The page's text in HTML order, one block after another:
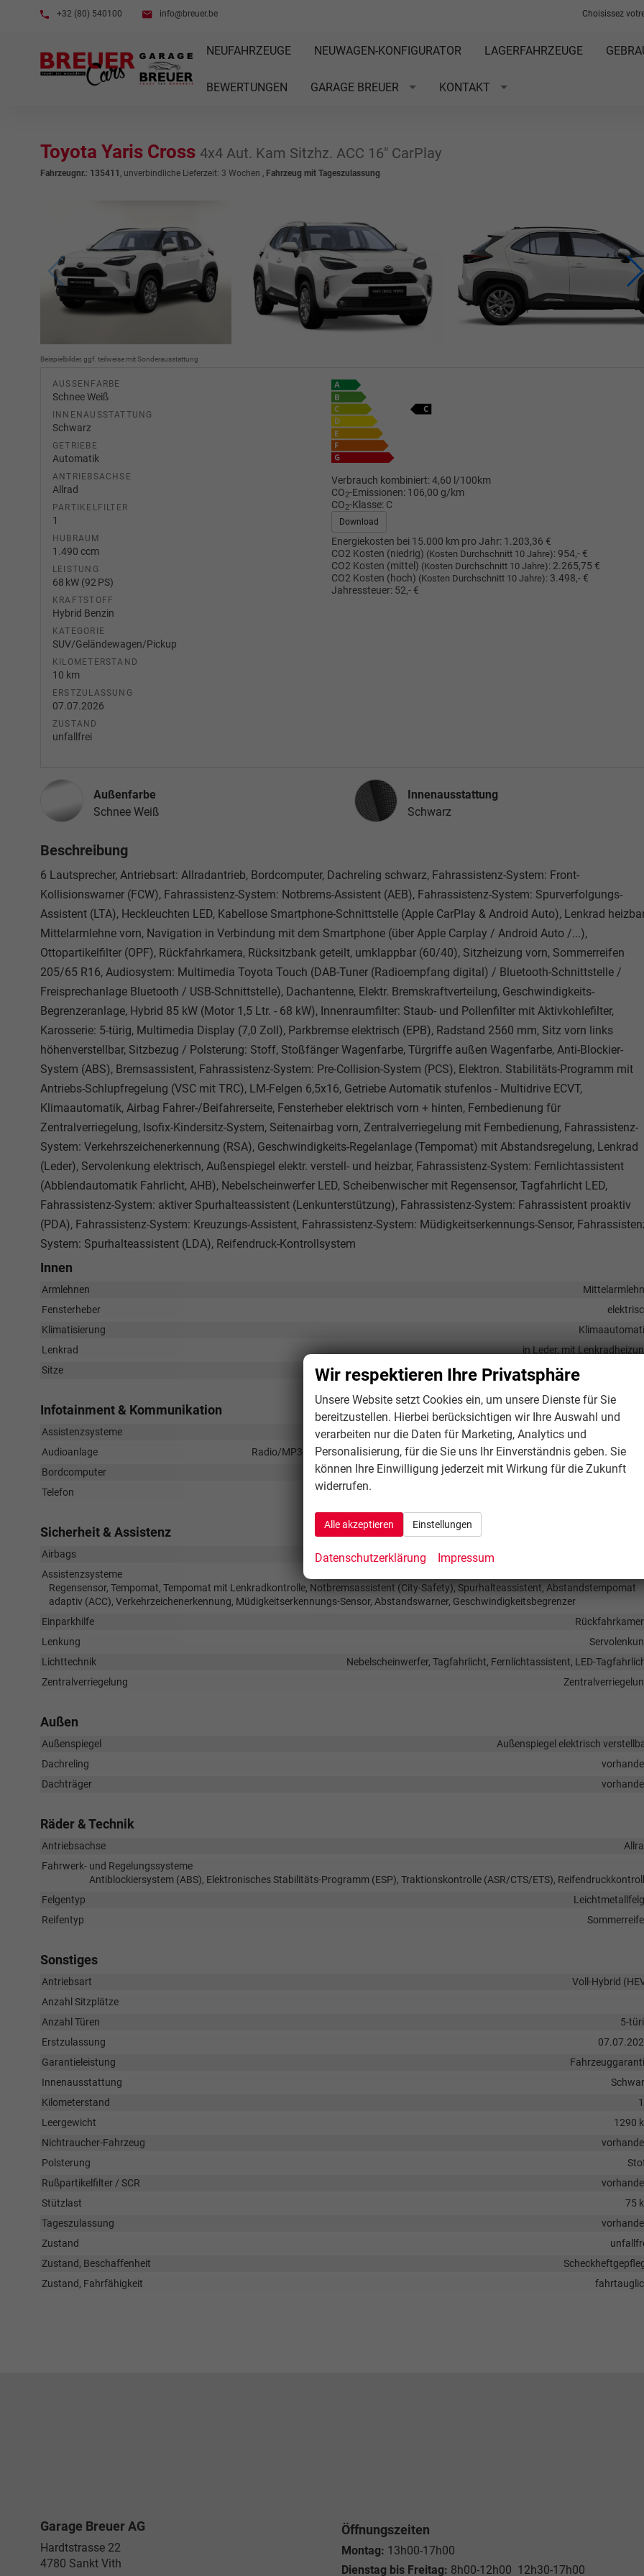
+32 (80) 540100 info@breuer.be Choisissez
NEUFAHRZEUGE NEUWAGEN-KONFIGURATOR LAGERFAHRZEUGE
BEWERTUNGEN GARAGE BREUER KONTAKT
Toyota Yaris Cross 4x4 Aut. Kam Sitzhz. ACC 16" CarPlay
Fahrzeugnr.: 135411 , unverbindliche Lieferzeit: 3 Wochen , Fahrzeug mit Tageszulassung
Beispielbilder, ggf. teilweise mit Sonderausstattung
AUSSENFARBE
Schnee Weiß
INNENAUSSTATTUNG
Schwarz
GETRIEBE
Automatik
ANTRIEBSACHSE
Allrad
PARTIKELFILTER
1
HUBRAUM
1.490 ccm
LEISTUNG
68 kW (92 PS)
KRAFTSTOFF
Hybrid Benzin
KATEGORIE
SUV/Geländewagen/Pickup
KILOMETERSTAND
10 km
ERSTZULASSUNG
07.07.2026
ZUSTAND
unfallfrei
Verbrauch kombiniert:4,60 l/100km
CO2-Emissionen: 106,00 g/km
CO2-Klasse: C
Download
Energiekosten bei 15.000 km pro Jahr: 1.203,36 €
CO2 Kosten (niedrig) (Kosten Durchschnitt 10 Jahre): 954,- €
CO2 Kosten (mittel) (Kosten Durchschnitt 10 Jahre): 2.265,75 €
CO2 Kosten (hoch) (Kosten Durchschnitt 10 Jahre): 3.498,- €
Jahressteuer: 52,- €
Außenfarbe
Schnee Weiß
Innenausstattung
Innenausstattung
Schwarz
Beschreibung
6 Lautsprecher, Antriebsart: Allradantrieb, Bordcomputer, Dachreling schwarz, Fahrassistenz-System: Front-
Kollisionswarner (FCW), Fahrassistenz-System: Notbrems-Assistent (AEB), Fahrassistenz-System: Spurverfolgungs-
Assistent (LTA), Heckleuchten LED, Kabellose Smartphone-Schnittstelle (Apple CarPlay & Android Auto), Lenkrad
Mittelarmlehne vorn, Navigation in Verbindung mit dem Smartphone (über Apple Carplay / Android Auto /...),
Ottopartikelfilter (OPF), Rückfahrkamera, Rücksitzbank geteilt, umklappbar (60/40), Sitzheizung vorn, Sommerreifen
205/65 R16, Audiosystem: Multimedia Toyota Touch (DAB-Tuner (Radioempfang digital) / Bluetooth-Schnittstelle /
Freisprechanlage Bluetooth / USB-Schnittstelle), Dachantenne, Elektr. Bremskraftverteilung, Geschwindigkeits-
Begrenzeranlage, Hybrid 85 kW (Motor 1,5 Ltr. - 68 kW), Innenraumfilter: Staub- und Pollenfilter mit Aktivkohlefilter,
Karosserie: 5-türig, Multimedia Display (7,0 Zoll), Parkbremse elektrisch (EPB), Radstand 2560 mm, Sitz vorn links
höhenverstellbar, Sitzbezug / Polsterung: Stoff, Stoßfänger Wagenfarbe, Türgriffe außen Wagenfarbe, Anti-Blockier-
System (ABS), Bremsassistent, Fahrassistenz-System: Pre-Collision-System (PCS), Elektron. Stabilitäts-Programm mit
Antriebs-Schlupfregelung (VSC mit TRC), LM-Felgen 6,5x16, Getriebe Automatik stufenlos - Multidrive ECVT,
Klimaautomatik, Airbag Fahrer-/Beifahrerseite, Fensterheber elektrisch vorn + hinten, Fernbedienung für
Zentralverriegelung, Isofix-Kindersitz-System, Seitenairbag vorn, Zentralverriegelung mit Fernbedienung, Fahrassistenz-
System: Verkehrszeichenerkennung (RSA), Geschwindigkeits-Regelanlage (Tempomat) mit Abstandsregelung, Lenkrad
(Leder), Servolenkung elektrisch, Außenspiegel elektr. verstell- und heizbar, Fahrassistenz-System: Fernlichtassistent
(Abblendautomatik Fahrlicht, AHB), Nebelscheinwerfer LED, Scheibenwischer mit Regensensor, Tagfahrlicht LED,
Fahrassistenz-System: aktiver Spurhalteassistent (Lenkunterstützung), Fahrassistenz-System: Fahrassistent proaktiv
(PDA), Fahrassistenz-System: Kreuzungs-Assistent, Fahrassistenz-System: Müdigkeitserkennungs-Sensor,
System: Spurhalteassistent (LDA), Reifendruck-Kontrollsystem
Innen
Armlehnen
Fensterheber
Klimatisierung
Lenkrad
in Leder, mit
Sitze
Isofix (Kindersitzbefestigung),
Infotainment & Kommunikation
Assistenzsysteme
Audioanlage
Radio/MP3-Player, Radio, Schnittstelle USB, Digitalradio DAB, Android Auto, Apple
Bordcomputer
Telefon
Sicherheit & Assistenz
Airbags
Assistenzsysteme
Regensensor, Tempomat, Tempomat mit Lenkradkontrolle, Notbremsassistent (City-Safety), Spurhalteassistent, Abstandstempomat
adaptiv (ACC), Verkehrzeichenerkennung, Müdigkeitserkennungs-Sensor, Abstandswarner, Geschwindigkeitsbegrenzer
Einparkhilfe
Lenkung
Lichttechnik
Nebelscheinwerfer, Tagfahrlicht, Fernlichtassistent, LED-
Zentralverriegelung
Außen
Außenspiegel
Außenspiegel elektrisch
Dachreling
Dachträger
Räder & Technik
Antriebsachse
Fahrwerk- und Regelungssysteme
Antiblockiersystem (ABS), Elektronisches Stabilitäts-Programm (ESP), Traktionskontrolle (ASR/CTS/ETS),
Felgentyp
Reifentyp
Sonstiges
Antriebsart
Voll-Hybrid
Anzahl Sitzplätze
Anzahl Türen
5-
Erstzulassung
Garantieleistung
Innenausstattung
Kilometerstand
Leergewicht
1290
Nichtraucher-Fahrzeug
Polsterung
Rußpartikelfilter / SCR
Stützlast
75
Tageszulassung
Zustand
Zustand, Beschaffenheit
Zustand, Fahrfähigkeit
Garage Breuer AG
Hardtstrasse 22
4780 Sankt Vith
Öffnungszeiten
Montag: 13h00-17h00
Dienstag bis Freitag: 8h00-12h00 12h30-17h00
Wir respektieren Ihre Privatsphäre
Unsere Website setzt Cookies ein, um unsere Dienste für Sie
bereitzustellen. Hierbei berücksichtigen wir Ihre Auswahl und
verarbeiten nur die Daten für Marketing, Analytics und
Personalisierung, für die Sie uns Ihr Einverständnis geben. Sie
können Ihre Einwilligung jederzeit mit Wirkung für die Zukunft
widerrufen.
Alle akzeptieren Einstellungen
Datenschutzerklärung Impressum